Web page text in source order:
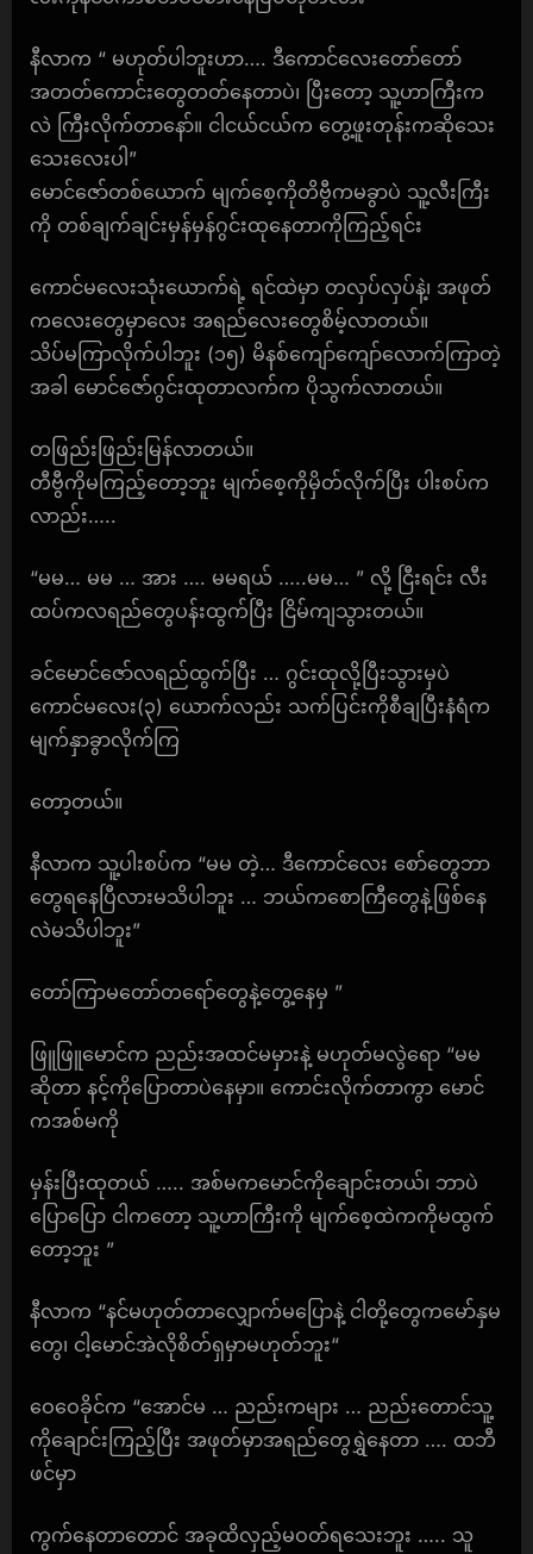
နီလာက “ မဟုတ်ပါဘူးဟာ…. ဒီကောင်လေးတော်တော်
အတတ်ကောင်းတွေတတ်နေတာပဲ၊ ပြီးတော့ သူ့ဟာကြီးက
လဲ ကြီးလိုက်တာနော်။ ငါငယ်ငယ်က တွေ့ဖူးတုန်းကဆိုသေး
သေးလေးပါ”
မောင်ဇော်တစ်ယောက် မျက်စေ့ကိုတိဗွီကမခွာပဲ သူ့လီးကြီး
ကို တစ်ချက်ချင်းမှန်မှန်ဂွင်းထုနေတာကိုကြည့်ရင်း
ကောင်မလေးသုံးယောက်ရဲ့ ရင်ထဲမှာ တလှပ်လှပ်နဲ့၊ အဖုတ်
ကလေးတွေမှာလေး အရည်လေးတွေစိမ့်လာတယ်။
သိပ်မကြာလိုက်ပါဘူး (၁၅) မိနစ်ကျော်ကျော်လောက်ကြာတဲ့
အခါ မောင်ဇော်ဂွင်းထုတာလက်က ပိုသွက်လာတယ်။
တဖြည်းဖြည်းမြန်လာတယ်။
တီဗွီကိုမကြည့်တော့ဘူး မျက်စေ့ကိုမှိတ်လိုက်ပြီး ပါးစပ်က
လာည်း…..
“မမ… မမ … အား …. မမရယ် …..မမ… ” လို့ ငြီးရင်း လီး
ထပ်ကလရည်တွေပန်းထွက်ပြီး ငြိမ်ကျသွားတယ်။
ခင်မောင်ဇော်လရည်ထွက်ပြီး … ဂွင်းထုလို့ပြီးသွားမှပဲ
ကောင်မလေး(၃) ယောက်လည်း သက်ပြင်းကိုစီချပြီးနံရံက
မျက်နှာခွာလိုက်ကြ
တော့တယ်။
နီလာက သူ့ပါးစပ်က “မမ တဲ့… ဒီကောင်လေး စော်တွေဘာ
တွေရနေပြီလားမသိပါဘူး … ဘယ်ကစောကြီတွေနဲ့ဖြစ်နေ
လဲမသိပါဘူး”
တော်ကြာမတော်တရော်တွေနဲ့တွေ့နေမှ ”
ဖြူဖြူမောင်က ညည်းအထင်မမှားနဲ့ မဟုတ်မလွဲရော “မမ
ဆိုတာ နင့်ကိုပြောတာပဲနေမှာ။ ကောင်းလိုက်တာကွာ မောင်
ကအစ်မကို
မှန်းပြီးထုတယ် ….. အစ်မကမောင်ကိုချောင်းတယ်၊ ဘာပဲ
ပြောပြော ငါကတော့ သူ့ဟာကြီးကို မျက်စေ့ထဲကကိုမထွက်
တော့ဘူး ”
နီလာက “နင်မဟုတ်တာလျှောက်မပြောနဲ့ ငါတို့တွေကမော်နှမ
တွေ၊ ငါ့မောင်အဲလိုစိတ်ရှမှာမဟုတ်ဘူး“
ဝေဝေခိုင်က “အောင်မ … ညည်းကများ … ညည်းတောင်သူ့
ကိုချောင်းကြည့်ပြီး အဖုတ်မှာအရည်တွေရွှဲနေတာ …. ထဘီ
ဖင်မှာ
ကွက်နေတာတောင် အခုထိလှည့်မဝတ်ရသေးဘူး ….. သူ